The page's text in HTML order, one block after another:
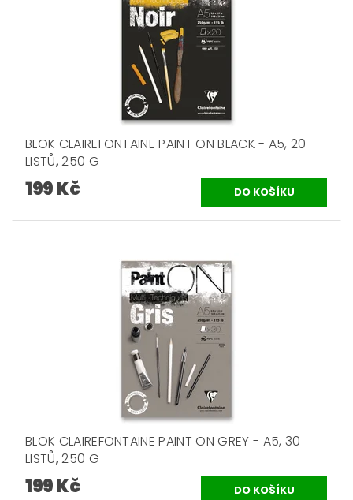
BLOK CLAIREFONTAINE PAINT ON BLACK - A5, 20
LISTŮ, 250 G
199 Kč
BLOK CLAIREFONTAINE PAINT ON GREY - A5, 30
LISTŮ, 250 G
199 Kč